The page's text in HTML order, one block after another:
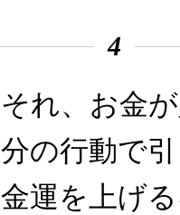
4
それ、お金
分の行動で
金運を上げ